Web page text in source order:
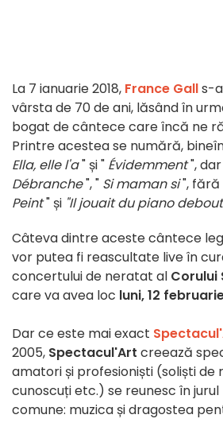
La 7 ianuarie 2018, France Galls-
vârsta de 70 de ani, lăsând în
bogat de cântece care încă ne
Printre acestea se numără,
Ella, elle l'a" și " Évidemment", dar
Débranche", " Si maman si", fără
Peint" și "Il jouait du piano debout
Câteva dintre aceste cântece
vor putea fi reascultate live în
concertului de neratat al Corului
care va avea loc luni, 12
Dar ce este mai exact
2005, Spectacul'Art creează
amatori și profesioniști (soliști de
cunoscuți etc.) se reunesc în jurul
comune: muzica și dragostea